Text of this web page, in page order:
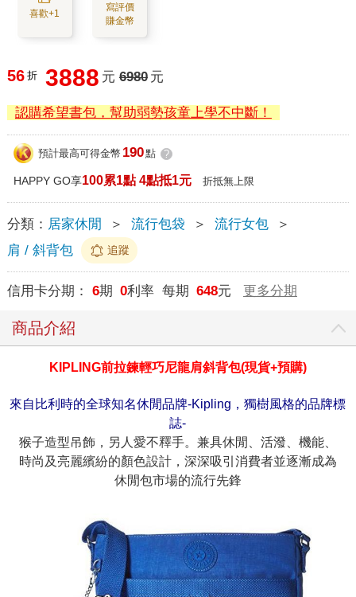
喜歡+1
寫評價
賺金幣
56 折 3888 元 6980 元
認購希望書包，幫助弱勢孩童上學不中斷！
預計最高可得金幣 190點 ?
HAPPY GO享100累1點 4點抵1元 折抵無上限
分類： 居家休閒 ＞ 流行包袋 ＞ 流行女包
＞
肩 / 斜背包
追蹤
信用卡分期： 6期 0利率 每期 648元 更多分期
商品介紹
KIPLING前拉鍊輕巧尼龍肩斜背包(現貨+預購)
來自比利時的全球知名休閒品牌-Kipling，獨樹風格的品牌標
誌-
猴子造型吊飾，另人愛不釋手。兼具休閒、活潑、機能、
時尚及亮麗繽紛的顏色設計，深深吸引消費者並逐漸成為
休閒包市場的流行先鋒